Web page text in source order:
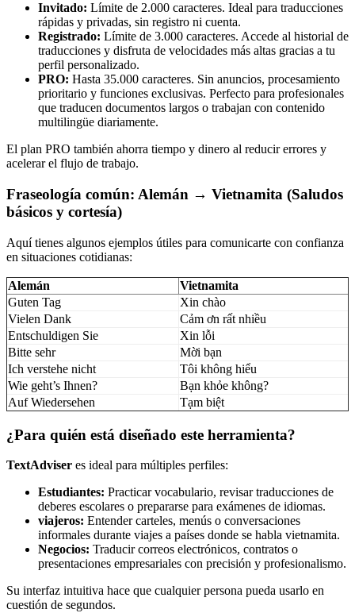
Invitado: Límite de 2.000 caracteres. Ideal para traducciones
rápidas y privadas, sin registro ni cuenta.
Registrado: Límite de 3.000 caracteres. Accede al historial de
traducciones y disfruta de velocidades más altas gracias a tu
perfil personalizado.
PRO: Hasta 35.000 caracteres. Sin anuncios, procesamiento
prioritario y funciones exclusivas. Perfecto para profesionales
que traducen documentos largos o trabajan con contenido
multilingüe diariamente.
El plan PRO también ahorra tiempo y dinero al reducir errores y
acelerar el flujo de trabajo.
Fraseología común: Alemán → Vietnamita (Saludos
básicos y cortesía)
Aquí tienes algunos ejemplos útiles para comunicarte con confianza
en situaciones cotidianas:
Alemán
Vietnamita
Guten Tag
Xin chào
Vielen Dank
Cảm ơn rất nhiều
Entschuldigen Sie
Xin lỗi
Bitte sehr
Mời bạn
Ich verstehe nicht
Tôi không hiểu
Wie geht’s Ihnen?
Bạn khỏe không?
Auf Wiedersehen
Tạm biệt
¿Para quién está diseñado este herramienta?
TextAdviser es ideal para múltiples perfiles:
Estudiantes: Practicar vocabulario, revisar traducciones de
deberes escolares o prepararse para exámenes de idiomas.
viajeros: Entender carteles, menús o conversaciones
informales durante viajes a países donde se habla vietnamita.
Negocios: Traducir correos electrónicos, contratos o
presentaciones empresariales con precisión y profesionalismo.
Su interfaz intuitiva hace que cualquier persona pueda usarlo en
cuestión de segundos.